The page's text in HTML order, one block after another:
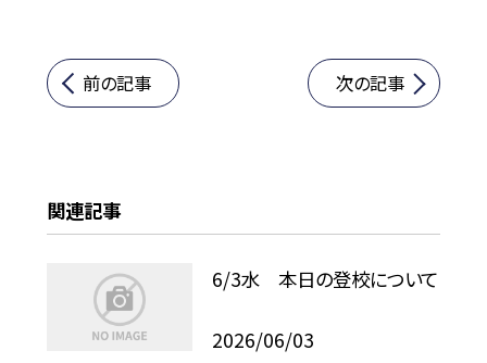
前の記事 次の記事
関連記事
6/3水 本日の登校について
2026/06/03